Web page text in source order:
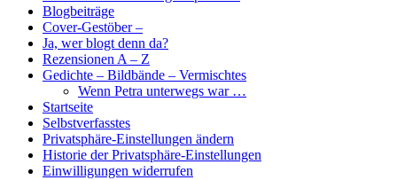
Blogbeiträge
Cover-Gestöber –
Ja, wer blogt denn da?
Rezensionen A – Z
Gedichte – Bildbände – Vermischtes
Wenn Petra unterwegs war …
Startseite
Selbstverfasstes
Privatsphäre-Einstellungen ändern
Historie der Privatsphäre-Einstellungen
Einwilligungen widerrufen